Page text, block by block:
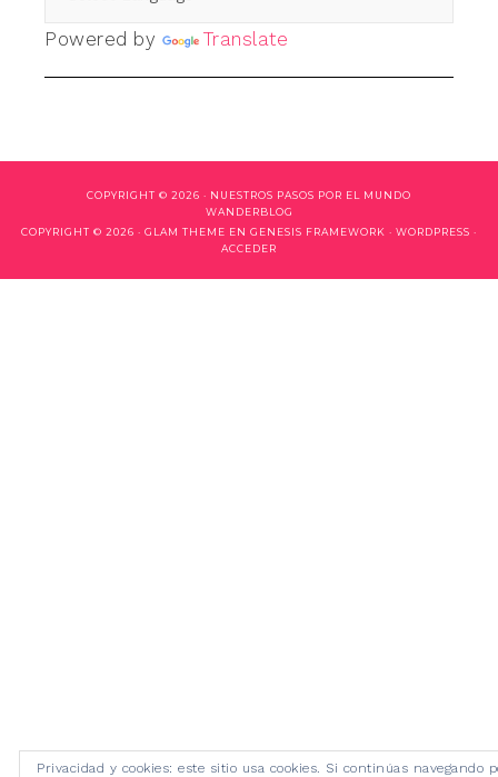
Powered by Translate
COPYRIGHT © 2026 · NUESTROS PASOS POR EL MUNDO
WANDERBLOG
COPYRIGHT © 2026 · GLAM THEME EN GENESIS FRAMEWORK · WORDPRESS ·
ACCEDER
Privacidad y cookies: este sitio usa cookies. Si continúas navegando